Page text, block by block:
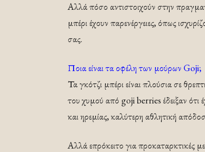
Αλλά πόσο αντιστοιχούν στην
μπέρι έχουν παρενέργειες, όπως
σας.
Ποια είναι τα οφέλη των μούρων Goji;
Τα γκότζι μπέρι είναι πλούσια σε
του χυμού από goji berries έδειξαν ότι
και ηρεμίας, καλύτερη αθλητική
Αλλά επρόκειτο για προκαταρκτικές